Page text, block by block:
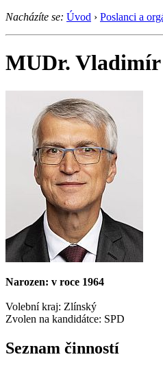
Nacházíte se: Úvod › Poslanci a
MUDr.
Narozen: v roce 1964
Volební kraj: Zlínský
Zvolen na kandidátce: SPD
Seznam činností